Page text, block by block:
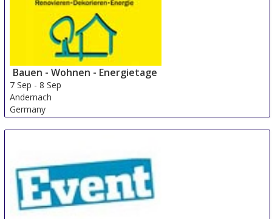
Bauen - Wohnen - Energietage
7 Sep -8 Sep
Andernach
Germany